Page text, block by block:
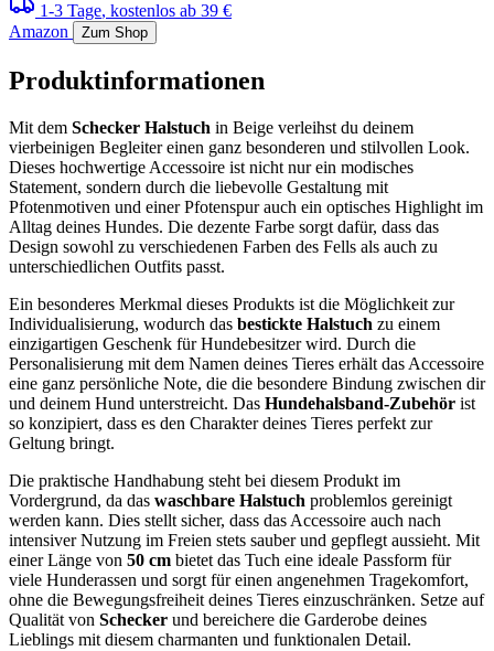
1-3 Tage, kostenlos ab 39 €
Amazon
Zum Shop
Produktinformationen
Mit dem Schecker Halstuch in Beige verleihst du deinem
vierbeinigen Begleiter einen ganz besonderen und stilvollen Look.
Dieses hochwertige Accessoire ist nicht nur ein modisches
Statement, sondern durch die liebevolle Gestaltung mit
Pfotenmotiven und einer Pfotenspur auch ein optisches Highlight im
Alltag deines Hundes. Die dezente Farbe sorgt dafür, dass das
Design sowohl zu verschiedenen Farben des Fells als auch zu
unterschiedlichen Outfits passt.
Ein besonderes Merkmal dieses Produkts ist die Möglichkeit zur
Individualisierung, wodurch das bestickte Halstuch zu einem
einzigartigen Geschenk für Hundebesitzer wird. Durch die
Personalisierung mit dem Namen deines Tieres erhält das Accessoire
eine ganz persönliche Note, die die besondere Bindung zwischen dir
und deinem Hund unterstreicht. Das Hundehalsband-Zubehör ist
so konzipiert, dass es den Charakter deines Tieres perfekt zur
Geltung bringt.
Die praktische Handhabung steht bei diesem Produkt im
Vordergrund, da das waschbare Halstuch problemlos gereinigt
werden kann. Dies stellt sicher, dass das Accessoire auch nach
intensiver Nutzung im Freien stets sauber und gepflegt aussieht. Mit
einer Länge von 50 cm bietet das Tuch eine ideale Passform für
viele Hunderassen und sorgt für einen angenehmen Tragekomfort,
ohne die Bewegungsfreiheit deines Tieres einzuschränken. Setze auf
Qualität von Schecker und bereichere die Garderobe deines
Lieblings mit diesem charmanten und funktionalen Detail.